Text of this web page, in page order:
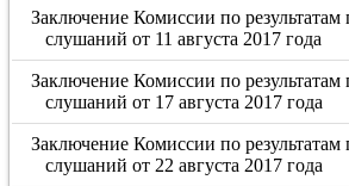
Заключение Комиссии по
слушаний от 11 августа 2017 года
Заключение Комиссии по
слушаний от 17 августа 2017 года
Заключение Комиссии по
слушаний от 22 августа 2017 года